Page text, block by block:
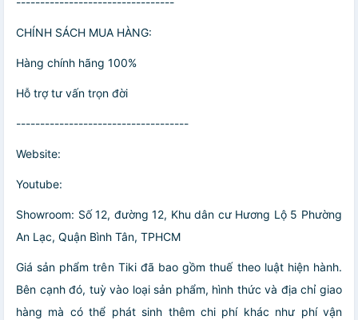
CHÍNH SÁCH MUA HÀNG:
Hàng chính hãng 100%
Hỗ trợ tư vấn trọn đời
------------------------------------
Website:
Youtube:
Showroom: Số 12, đường 12, Khu dân cư Hương Lộ 5 Phường
An Lạc, Quận Bình Tân, TPHCM
Giá sản phẩm trên Tiki đã bao gồm thuế theo luật hiện hành.
Bên cạnh đó, tuỳ vào loại sản phẩm, hình thức và địa chỉ giao
hàng mà có thể phát sinh thêm chi phí khác như phí vận